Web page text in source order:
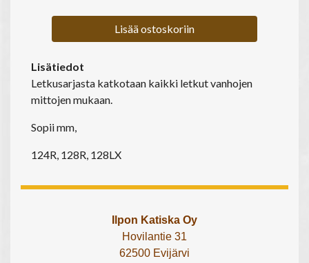
Lisää ostoskoriin
Lisätiedot
Letkusarjasta katkotaan kaikki letkut vanhojen
mittojen mukaan.
Sopii mm,
124R, 128R, 128LX
Ilpon Katiska Oy
Hovilantie 31
62500 Evijärvi